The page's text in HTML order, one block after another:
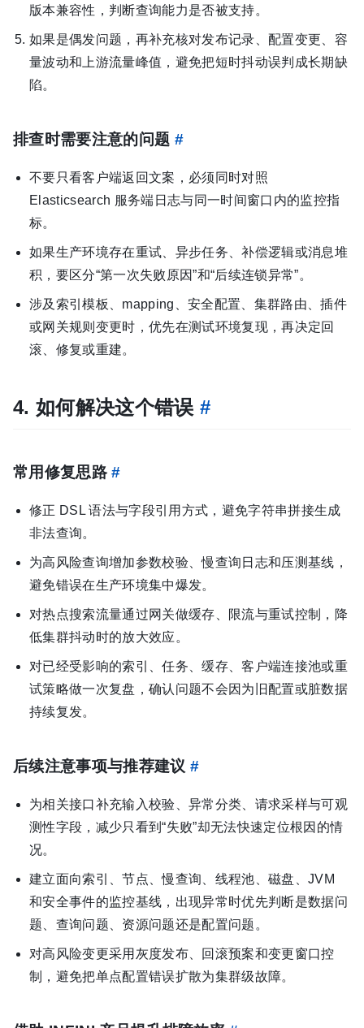
版本兼容性，判断查询能力是否被支持。
如果是偶发问题，再补充核对发布记录、配置变更、容
量波动和上游流量峰值，避免把短时抖动误判成长期缺
陷。
排查时需要注意的问题 #
不要只看客户端返回文案，必须同时对照
Elasticsearch 服务端日志与同一时间窗口内的监控指
标。
如果生产环境存在重试、异步任务、补偿逻辑或消息堆
积，要区分“第一次失败原因”和“后续连锁异常”。
涉及索引模板、mapping、安全配置、集群路由、插件
或网关规则变更时，优先在测试环境复现，再决定回
滚、修复或重建。
4. 如何解决这个错误 #
常用修复思路#
修正 DSL 语法与字段引用方式，避免字符串拼接生成
非法查询。
为高风险查询增加参数校验、慢查询日志和压测基线，
避免错误在生产环境集中爆发。
对热点搜索流量通过网关做缓存、限流与重试控制，降
低集群抖动时的放大效应。
对已经受影响的索引、任务、缓存、客户端连接池或重
试策略做一次复盘，确认问题不会因为旧配置或脏数据
持续复发。
后续注意事项与推荐建议 #
为相关接口补充输入校验、异常分类、请求采样与可观
测性字段，减少只看到“失败”却无法快速定位根因的情
况。
建立面向索引、节点、慢查询、线程池、磁盘、JVM
和安全事件的监控基线，出现异常时优先判断是数据问
题、查询问题、资源问题还是配置问题。
对高风险变更采用灰度发布、回滚预案和变更窗口控
制，避免把单点配置错误扩散为集群级故障。